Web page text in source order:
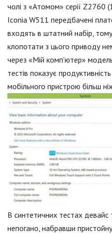
чолі з «Атомом» серії Z2760
Iconia W511 передбачені
входять в штатний набір,
клопотати з цього приводу
через «Мій комп'ютер» модель
тестів показує
мобільного пристрою більш
В синтетичних тестах
непогано, набравши пристойну